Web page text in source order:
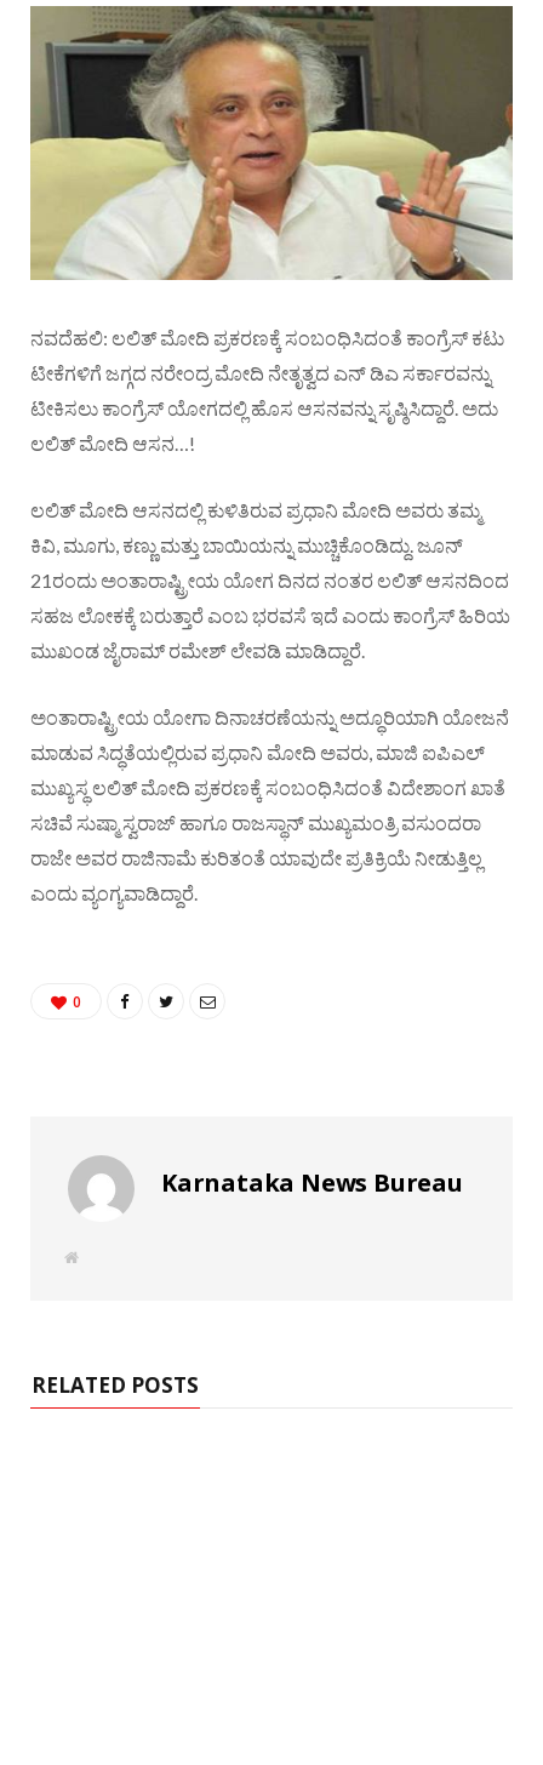
ನವದೆಹಲಿ: ಲಲಿತ್ ಮೋದಿ ಪ್ರಕರಣಕ್ಕೆ ಸಂಬಂಧಿಸಿದಂತೆ ಕಾಂಗ್ರೆಸ್ ಕಟು
ಟೀಕೆಗಳಿಗೆ ಜಗ್ಗದ ನರೇಂದ್ರ ಮೋದಿ ನೇತೃತ್ವದ ಎನ್ ಡಿಎ ಸರ್ಕಾರವನ್ನು
ಟೀಕಿಸಲು ಕಾಂಗ್ರೆಸ್ ಯೋಗದಲ್ಲಿ ಹೊಸ ಆಸನವನ್ನು ಸೃಷ್ಠಿಸಿದ್ದಾರೆ. ಅದು
ಲಲಿತ್ ಮೋದಿ ಆಸನ…!
ಲಲಿತ್ ಮೋದಿ ಆಸನದಲ್ಲಿ ಕುಳಿತಿರುವ ಪ್ರಧಾನಿ ಮೋದಿ ಅವರು ತಮ್ಮ
ಕಿವಿ, ಮೂಗು, ಕಣ್ಣು ಮತ್ತು ಬಾಯಿಯನ್ನು ಮುಚ್ಚಿಕೊಂಡಿದ್ದು. ಜೂನ್
21ರಂದು ಅಂತಾರಾಷ್ಟ್ರೀಯ ಯೋಗ ದಿನದ ನಂತರ ಲಲಿತ್ ಆಸನದಿಂದ
ಸಹಜ ಲೋಕಕ್ಕೆ ಬರುತ್ತಾರೆ ಎಂಬ ಭರವಸೆ ಇದೆ ಎಂದು ಕಾಂಗ್ರೆಸ್ ಹಿರಿಯ
ಮುಖಂಡ ಜೈರಾಮ್ ರಮೇಶ್ ಲೇವಡಿ ಮಾಡಿದ್ದಾರೆ.
ಅಂತಾರಾಷ್ಟ್ರೀಯ ಯೋಗಾ ದಿನಾಚರಣೆಯನ್ನು ಅದ್ಧೂರಿಯಾಗಿ ಯೋಜನೆ
ಮಾಡುವ ಸಿದ್ಧತೆಯಲ್ಲಿರುವ ಪ್ರಧಾನಿ ಮೋದಿ ಅವರು, ಮಾಜಿ ಐಪಿಎಲ್
ಮುಖ್ಯಸ್ಥ ಲಲಿತ್ ಮೋದಿ ಪ್ರಕರಣಕ್ಕೆ ಸಂಬಂಧಿಸಿದಂತೆ ವಿದೇಶಾಂಗ ಖಾತೆ
ಸಚಿವೆ ಸುಷ್ಮಾ ಸ್ವರಾಜ್ ಹಾಗೂ ರಾಜಸ್ಥಾನ್ ಮುಖ್ಯಮಂತ್ರಿ ವಸುಂದರಾ
ರಾಜೇ ಅವರ ರಾಜಿನಾಮೆ ಕುರಿತಂತೆ ಯಾವುದೇ ಪ್ರತಿಕ್ರಿಯೆ ನೀಡುತ್ತಿಲ್ಲ
ಎಂದು ವ್ಯಂಗ್ಯವಾಡಿದ್ದಾರೆ.
0
Karnataka News Bureau
W
RELATED POSTS